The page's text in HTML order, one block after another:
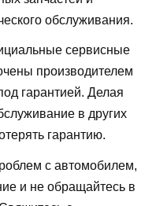
обслуживания.
сервисные
производителем
гарантией. Делая
в других
гарантию.
с автомобилем,
и не обращайтесь в